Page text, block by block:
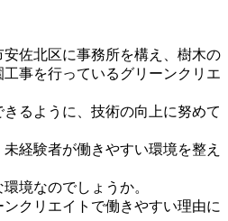
佐北区に事務所を構え、樹木の
事を行っているグリーンクリエ
るように、技術の向上に努めて
経験者が働きやすい環境を整え
境なのでしょうか。
クリエイトで働きやすい理由に